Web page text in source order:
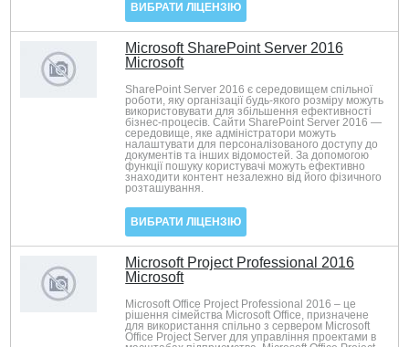
ВИБРАТИ ЛІЦЕНЗІЮ
Microsoft SharePoint Server 2016
Microsoft
SharePoint Server 2016 є середовищем спільної
роботи, яку організації будь-якого розміру можуть
використовувати для збільшення ефективності
бізнес-процесів. Сайти SharePoint Server 2016 —
середовище, яке адміністратори можуть
налаштувати для персоналізованого доступу до
документів та інших відомостей. За допомогою
функції пошуку користувачі можуть ефективно
знаходити контент незалежно від його фізичного
розташування.
ВИБРАТИ ЛІЦЕНЗІЮ
Microsoft Project Professional 2016
Microsoft
Microsoft Office Project Professional 2016 – це
рішення сімейства Microsoft Office, призначене
для використання спільно з сервером Microsoft
Office Project Server для управління проектами в